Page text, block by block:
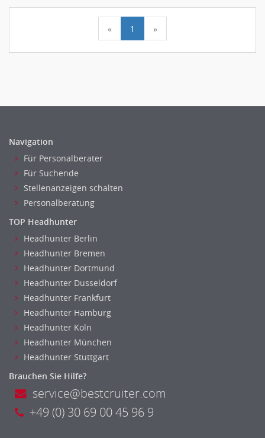
« 1 »
Navigation
Für Personalberater
Für Suchende
Stellenanzeigen schalten
Personalberatung
TOP Headhunter
Headhunter Berlin
Headhunter Bremen
Headhunter Dortmund
Headhunter Dusseldorf
Headhunter Frankfurt
Headhunter Hamburg
Headhunter Koln
Headhunter München
Headhunter Stuttgart
Brauchen Sie Hilfe?
service@bestcruiter.com
+49 (0) 30 69 00 45 96 9